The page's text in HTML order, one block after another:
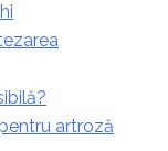
artroză